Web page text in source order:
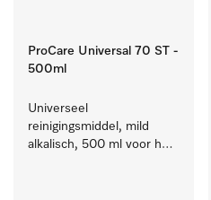
ProCare Universal 70 ST -
500ml
Universeel
reinigingsmiddel, mild
alkalisch, 500 ml voor het